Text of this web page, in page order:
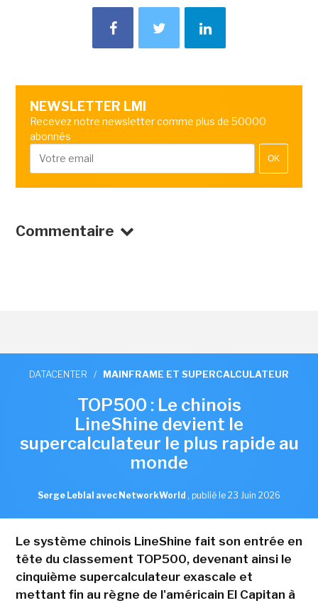
NEWSLETTER LMI
Recevez notre newsletter comme plus de 50000
abonnés
OK
Commentaire
DATACENTER / MAINFRAME ET SUPERCALCULATEUR
TOP500 : Le chinois
LineShine devient le
supercalculateur le plus rapide au
monde
Serge Leblal avec NetworkWorld , publié le 23 Juin 2026
Le système chinois LineShine fait son entrée en
tête du classement TOP500, devenant ainsi le
cinquième supercalculateur exascale et
mettant fin au règne de l'américain El Capitan à